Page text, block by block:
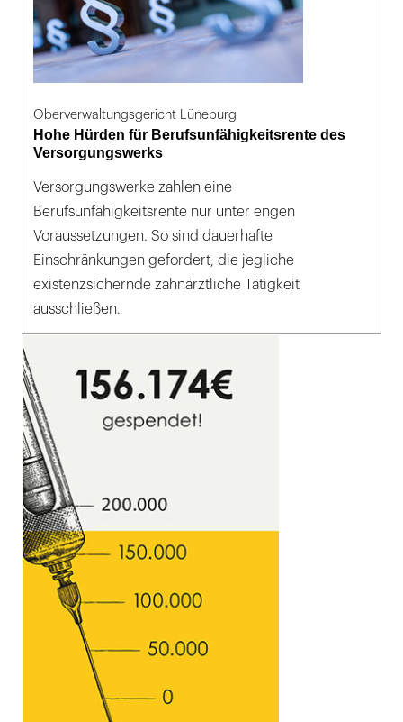
Oberverwaltungsgericht Lüneburg
Hohe Hürden für Berufsunfähigkeitsrente des
Versorgungswerks
Versorgungswerke zahlen eine
Berufsunfähigkeitsrente nur unter engen
Voraussetzungen. So sind dauerhafte
Einschränkungen gefordert, die jegliche
existenzsichernde zahnärztliche Tätigkeit
ausschließen.